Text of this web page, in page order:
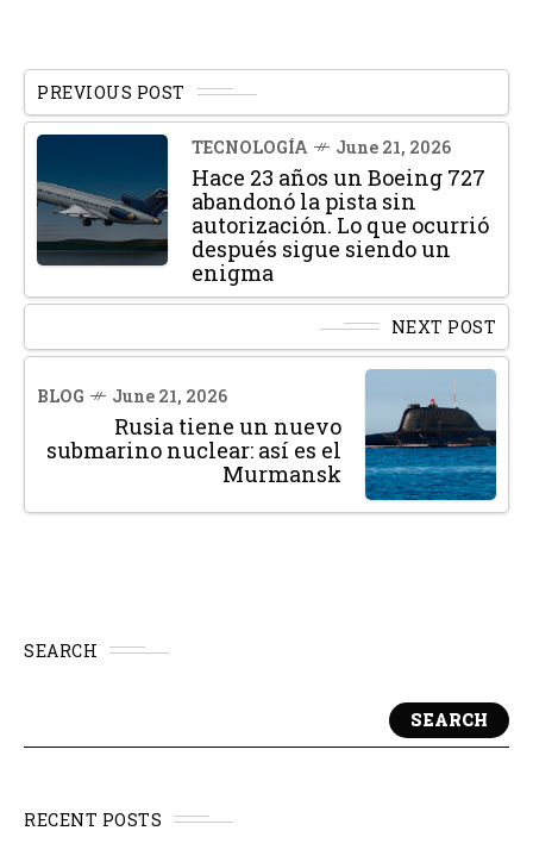
PREVIOUS POST
TECNOLOGÍA June 21, 2026
Hace 23 años un Boeing 727
abandonó la pista sin
autorización. Lo que ocurrió
después sigue siendo un
enigma
NEXT POST
BLOG June 21, 2026
Rusia tiene un nuevo
submarino nuclear: así es el
Murmansk
SEARCH
SEARCH
RECENT POSTS